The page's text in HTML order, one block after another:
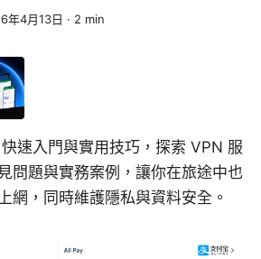
年4月13日 · 2 min
速入門與實用技巧，探索 VPN 服
問題與實務案例，讓你在旅途中也
網，同時維護隱私與資料安全。